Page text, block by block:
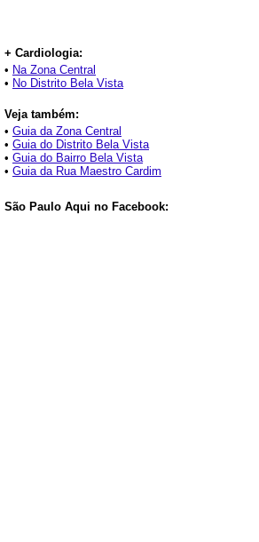
+ Cardiologia:
• Na Zona Central
• No Distrito Bela Vista
Veja também:
• Guia da Zona Central
• Guia do Distrito Bela Vista
• Guia do Bairro Bela Vista
• Guia da Rua Maestro Cardim
São Paulo Aqui no Facebook: